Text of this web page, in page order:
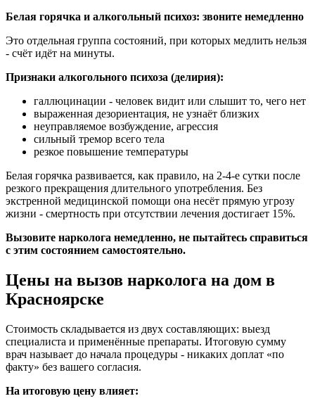
Белая горячка и алкогольный психоз: звоните немедленно
Это отдельная группа состояний, при которых медлить нельзя
- счёт идёт на минуты.
Признаки алкогольного психоза (делирия):
галлюцинации - человек видит или слышит то, чего нет
выраженная дезориентация, не узнаёт близких
неуправляемое возбуждение, агрессия
сильный тремор всего тела
резкое повышение температуры
Белая горячка развивается, как правило, на 2-4-е сутки после
резкого прекращения длительного употребления. Без
экстренной медицинской помощи она несёт прямую угрозу
жизни - смертность при отсутствии лечения достигает 15%.
Вызовите нарколога немедленно, не пытайтесь справиться
с этим состоянием самостоятельно.
Цены на вызов нарколога на дом в
Красноярске
Стоимость складывается из двух составляющих: выезд
специалиста и применённые препараты. Итоговую сумму
врач называет до начала процедуры - никаких доплат «по
факту» без вашего согласия.
На итоговую цену влияет: